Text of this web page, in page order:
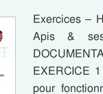
Exercices –
Apis &
EXERCICE
pour